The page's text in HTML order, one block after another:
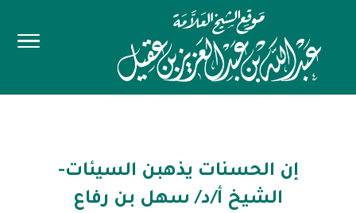
إن الحسنات يذهبن السيئات-
الشيخ أ/د/ سهل بن رفاع